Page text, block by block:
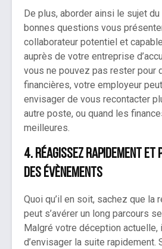
De plus, aborder ainsi le sujet
bonnes questions vous
collaborateur potentiel et
auprès de votre entreprise
vous ne pouvez pas rester pour
financières, votre employeur
envisager de vous recontacter
autre poste, ou quand les
meilleures.
4. Réagissez rapidement et
des évènements
Quoi qu’il en soit, sachez que la
peut s’avérer un long parcours
Malgré votre déception actuelle,
d’envisager la suite rapidement.